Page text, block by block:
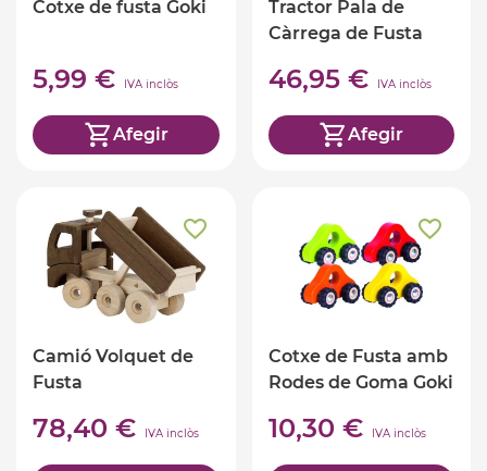
Cotxe de fusta Goki
5,99 € IVA inclòs
Afegir
Tractor Pala de
Càrrega de Fusta
46,95 € IVA inclòs
Afegir
Camió Volquet de
Fusta
78,40 € IVA inclòs
Cotxe de Fusta amb
Rodes de Goma Goki
10,30 € IVA inclòs